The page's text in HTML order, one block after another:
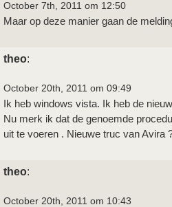
October 7th, 2011 om 12:50
Maar op deze manier gaan de
theo:
October 20th, 2011 om 09:49
Ik heb windows vista. Ik heb de
Nu merk ik dat de genoemde
uit te voeren . Nieuwe truc van Avira
theo:
October 20th, 2011 om 10:43